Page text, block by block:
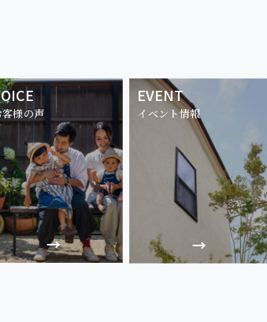
様の声
EVENT
イベント情報